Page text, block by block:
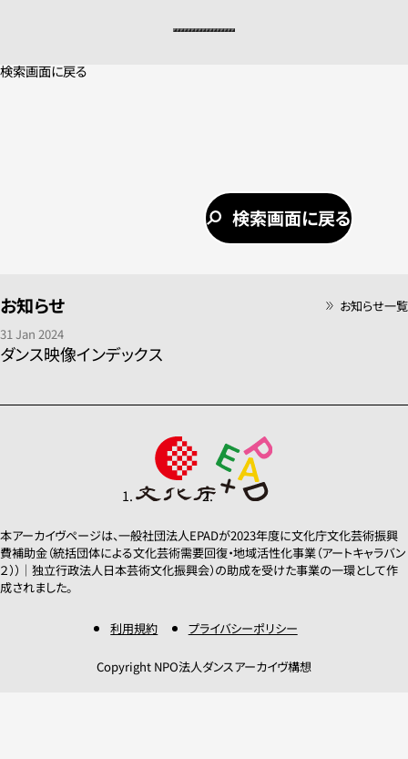
検索画面に戻る
検索画面に戻る
お知らせ
お知らせ一覧
31 Jan 2024
ダンス映像インデックス
本アーカイヴページは、一般社団法人EPADが2023年度に文化庁文化芸術振興
費補助金（統括団体による文化芸術需要回復・地域活性化事業（アートキャラバン
２））｜独立行政法人日本芸術文化振興会）の助成を受けた事業の一環として作
成されました。
利用規約 プライバシーポリシー
Copyright NPO法人ダンスアーカイヴ構想